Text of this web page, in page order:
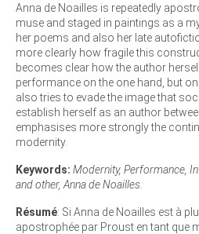
Anna de Noailles is repeatedly
muse and staged in paintings as a
her poems and also her late
more clearly how fragile this
becomes clear how the author
performance on the one hand, but
also tries to evade the image that
establish herself as an author
emphasises more strongly the
modernity.
Keywords: Modernity, Performance,
and other, Anna de Noailles.
Résumé: Si Anna de Noailles est à
apostrophée par Proust en tant que